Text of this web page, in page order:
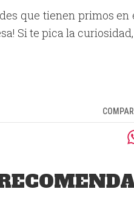
que tienen primos en
Si te pica la